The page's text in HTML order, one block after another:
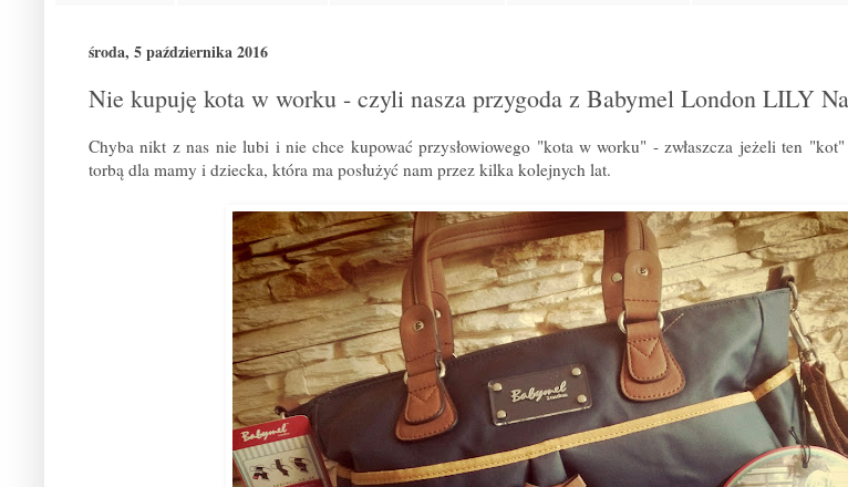
środa, 5 października 2016
Nie kupuję kota w worku - czyli nasza przygoda z Babymel London LILY
Chyba nikt z nas nie lubi i nie chce kupować przysłowiowego "kota w worku" - zwłaszcza jeżeli ten
torbą dla mamy i dziecka, która ma posłużyć nam przez kilka kolejnych lat.